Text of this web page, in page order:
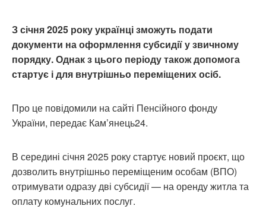
З січня 2025 року українці зможуть подати
документи на оформлення субсидії у звичному
порядку. Однак з цього періоду також допомога
стартує і для внутрішньо переміщених осіб.
Про це повідомили на сайті Пенсійного фонду
України, передає Кам’янець24.
В середині січня 2025 року стартує новий проєкт, що
дозволить внутрішньо переміщеним особам (ВПО)
отримувати одразу дві субсидії — на оренду житла та
оплату комунальних послуг.